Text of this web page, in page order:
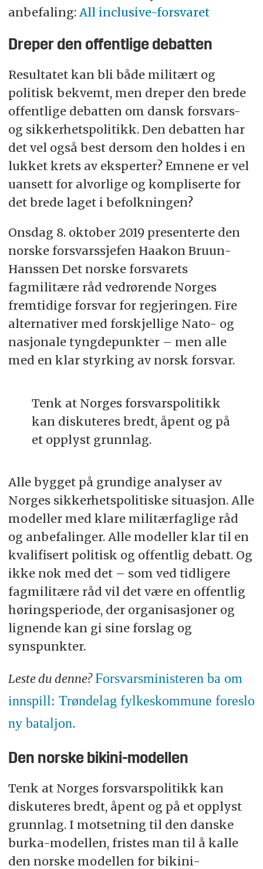
anbefaling: All inclusive-forsvaret
Dreper den offentlige debatten
Resultatet kan bli både militært og
politisk bekvemt, men dreper den brede
offentlige debatten om dansk forsvars-
og sikkerhetspolitikk. Den debatten har
det vel også best dersom den holdes i en
lukket krets av eksperter? Emnene er vel
uansett for alvorlige og kompliserte for
det brede laget i befolkningen?
Onsdag 8. oktober 2019 presenterte den
norske forsvarssjefen Haakon Bruun-
Hanssen Det norske forsvarets
fagmilitære råd vedrørende Norges
fremtidige forsvar for regjeringen. Fire
alternativer med forskjellige Nato- og
nasjonale tyngdepunkter ­– men alle
med en klar styrking av norsk forsvar.
Tenk at Norges forsvarspolitikk
kan diskuteres bredt, åpent og på
et opplyst grunnlag.
Alle bygget på grundige analyser av
Norges sikkerhetspolitiske situasjon. Alle
modeller med klare militærfaglige råd
og anbefalinger. Alle modeller klar til en
kvalifisert politisk og offentlig debatt. Og
ikke nok med det – som ved tidligere
fagmilitære råd vil det være en offentlig
høringsperiode, der organisasjoner og
lignende kan gi sine forslag og
synspunkter.
Leste du denne? Forsvarsministeren ba om
innspill: Trøndelag fylkeskommune foreslo
ny bataljon.
Den norske bikini-modellen
Tenk at Norges forsvarspolitikk kan
diskuteres bredt, åpent og på et opplyst
grunnlag. I motsetning til den danske
burka-modellen, fristes man til å kalle
den norske modellen for bikini-